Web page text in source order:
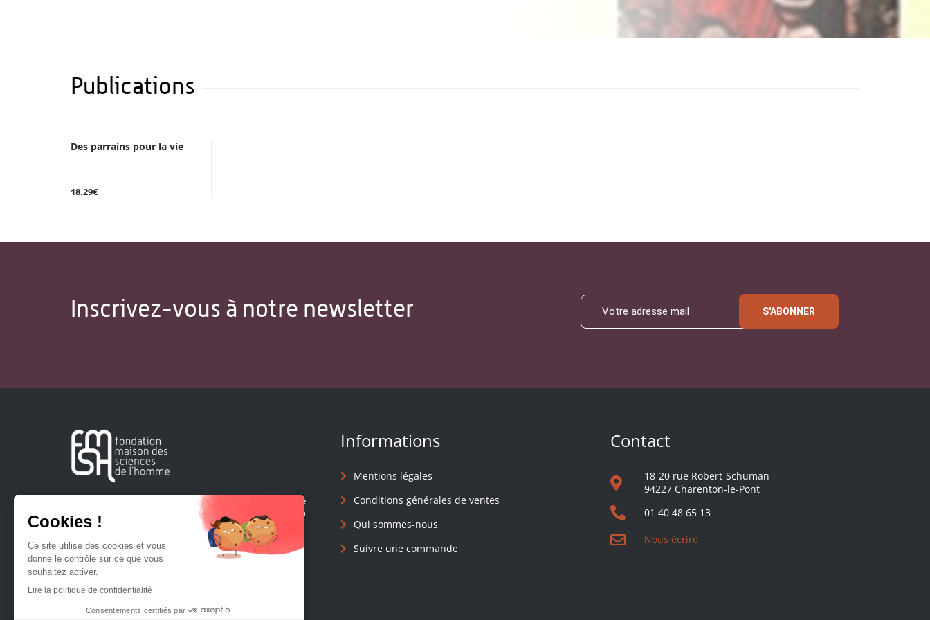
Publications
Des parrains pour la vie
18.29€
Inscrivez-vous à notre newsletter S'ABONNER
Créée en 1963, la Fondation Maison Sciences de l'Homme
soutient la recherche et la diffusion des connaissances en
sciences humaines et sociales.
Informations
Mentions légales
Conditions générales de ventes
Qui sommes-nous
Suivre une commande
Contact
18-20 rue Robert-Schuman
94227 Charenton-le-Pont
01 40 48 65 13
Nous écrire